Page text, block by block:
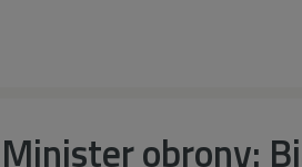
Minister obrony: